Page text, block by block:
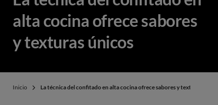
alta cocina ofrece sabores
y texturas únicos
Inicio La técnica del confitado en alta cocina ofrece sabores y texturas